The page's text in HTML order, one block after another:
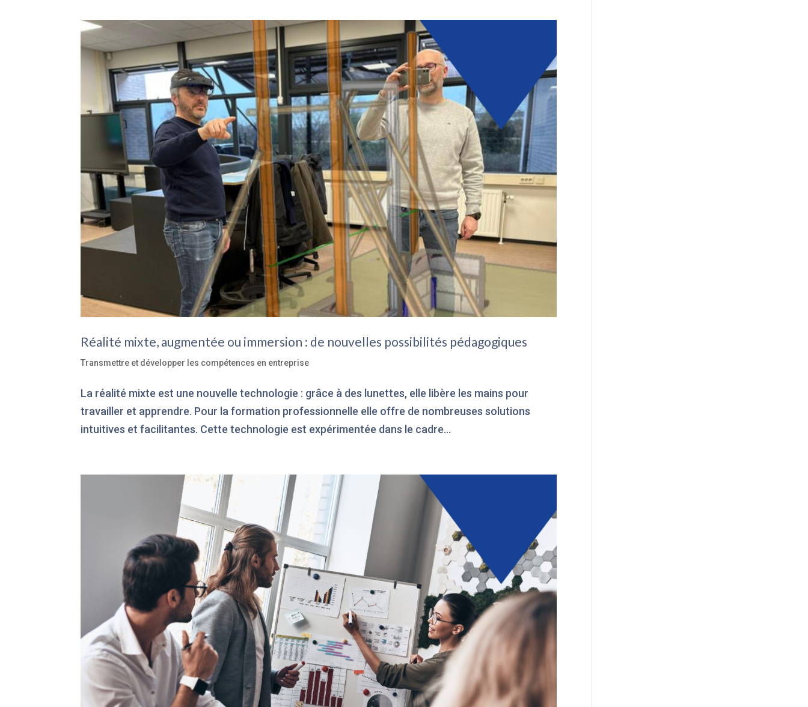
Réalité mixte, augmentée ou immersion : de nouvelles possibilités pédagogiques
Transmettre et développer les compétences en entreprise
La réalité mixte est une nouvelle technologie : grâce à des lunettes, elle libère les mains pour
travailler et apprendre. Pour la formation professionnelle elle offre de nombreuses solutions
intuitives et facilitantes. Cette technologie est expérimentée dans le cadre...